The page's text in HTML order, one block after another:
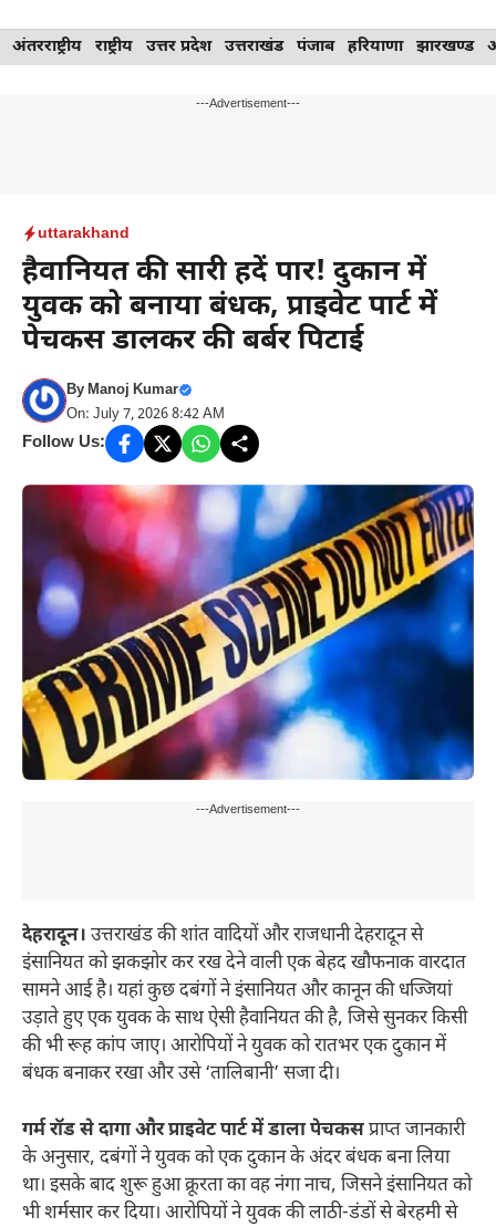
Skip
to
अंतरराष्ट्रीय राष्ट्रीय उत्तर प्रदेश उत्तराखंड पंजाब हरियाणा झारखण्ड
---Advertisement---
uttarakhand
हैवानियत की सारी हदें पार! दुकान में
युवक को बनाया बंधक, प्राइवेट पार्ट में
पेचकस डालकर की बर्बर पिटाई
ByManoj Kumar
On: July 7, 2026 8:42 AM
Follow Us:
---Advertisement---
देहरादून। उत्तराखंड की शांत वादियों और राजधानी देहरादून से
इंसानियत को झकझोर कर रख देने वाली एक बेहद खौफनाक वारदात
सामने आई है। यहां कुछ दबंगों ने इंसानियत और कानून की धज्जियां
उड़ाते हुए एक युवक के साथ ऐसी हैवानियत की है, जिसे सुनकर किसी
की भी रूह कांप जाए। आरोपियों ने युवक को रातभर एक दुकान में
बंधक बनाकर रखा और उसे ‘तालिबानी’ सजा दी।
गर्म रॉड से दागा और प्राइवेट पार्ट में डाला पेचकसप्राप्त जानकारी
के अनुसार, दबंगों ने युवक को एक दुकान के अंदर बंधक बना लिया
था। इसके बाद शुरू हुआ क्रूरता का वह नंगा नाच, जिसने इंसानियत को
भी शर्मसार कर दिया। आरोपियों ने युवक की लाठी-डंडों से बेरहमी से